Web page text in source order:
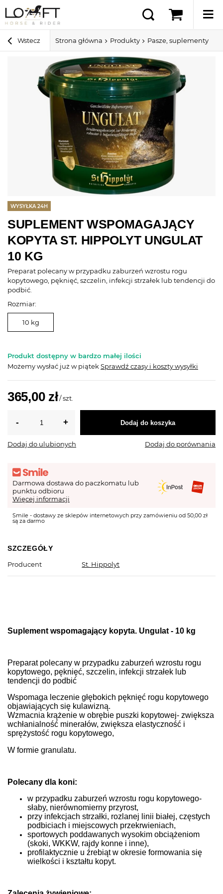
Wstecz Strona główna Produkty Pasze, suplementy i
SUPLEMENT WSPOMAGAJĄCY
KOPYTA ST. HIPPOLYT UNGULAT
10 KG
Preparat polecany w przypadku zaburzeń wzrostu rogu
kopytowego, pęknięć, szczelin, infekcji strzałek lub tendencji do
podbić.
WYSYŁKA 24H
Rozmiar:
10 kg
Produkt dostępny w bardzo małej ilości
Możemy wysłać już w piątekSprawdź czasy i koszty wysyłki
365,00 zł/szt.
Dodaj do koszyka
Dodaj do ulubionych Dodaj do porównania
Darmowa dostawa do paczkomatu lub
punktu odbioru
Więcej informacji
Smile - dostawy ze sklepów internetowych przy zamówieniu od 50,00 zł
są za darmo
SZCZEGÓŁY
Producent
St. Hippolyt
Suplement wspomagający kopyta. Ungulat - 10 kg
Preparat polecany w przypadku zaburzeń wzrostu rogu
kopytowego, pęknięć, szczelin, infekcji strzałek lub
tendencji do podbić
Wspomaga leczenie głębokich pęknięć rogu kopytowego
objawiających się kulawizną.
Wzmacnia krążenie w obrębie puszki kopytowej- zwiększa
wchłanialność minerałów, zwiększa elastyczność i
sprężystość rogu kopytowego,
W formie granulatu.
Polecany dla koni:
w przypadku zaburzeń wzrostu rogu kopytowego-
słaby, nierównomierny przyrost,
przy infekcjach strzałki, rozlanej linii białej, częstych
podbiciach i miejscowych przekrwieniach,
sportowych poddawanych wysokim obciążeniom
(skoki, WKKW, rajdy konne i inne),
profilaktycznie u źrebiąt w okresie formowania się
wielkości i kształtu kopyt.